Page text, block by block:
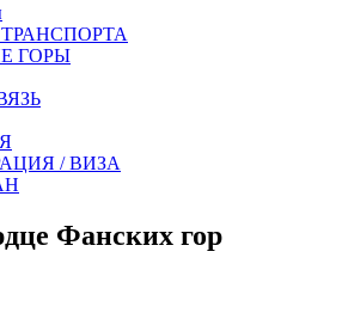
ГОРЫ
/ ВИЗА
Фанских гор